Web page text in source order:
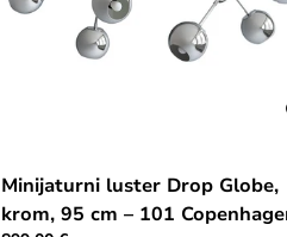
Minijaturni luster Drop Globe,
krom, 95 cm – 101